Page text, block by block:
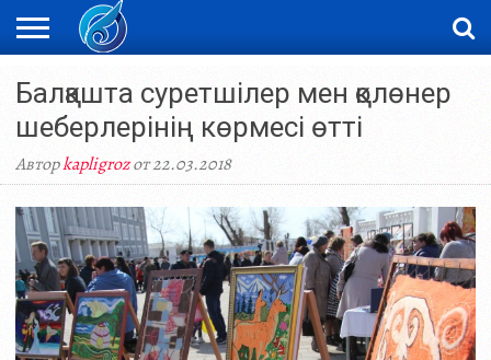
НОВОСТИ
ВИДЕО
ФОТОРЕПОРТАЖИ
ОРКЕН
LIVETV
Балқашта суретшілер мен қолөнер
шеберлерінің көрмесі өтті
Авторkapligrozот 22.03.2018